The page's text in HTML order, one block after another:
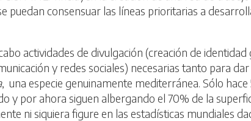
puedan consensuar las líneas prioritarias a
actividades de divulgación (creación de
y redes sociales) necesarias tanto para
, una especie genuinamente mediterránea. Sólo
y por ahora siguen albergando el 70% de la
ni siquiera figure en las estadísticas mundiales